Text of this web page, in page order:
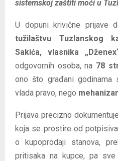
sistemskoj zaštiti moći u
U dopuni krivične prijave
tužilaštvu Tuzlanskog
Sakića, vlasnika
odgovornih osoba, na 78
ono što građani godinama
vlada pravo, nego
Prijava precizno dokumentuje
koja se prostire od
o kupoprodaji stanova,
pritisaka na kupce, pa sve